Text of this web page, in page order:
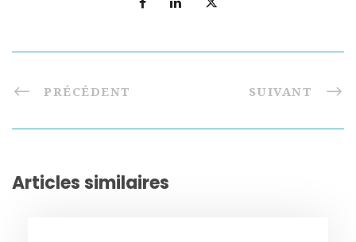
PRÉCÉDENT SUIVANT
Articles similaires